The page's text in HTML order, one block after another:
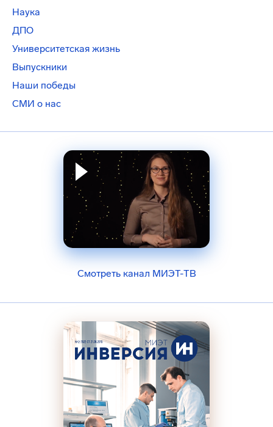
Наука
ДПО
Университетская жизнь
Выпускники
Наши победы
СМИ о нас
Смотреть канал МИЭТ-ТВ